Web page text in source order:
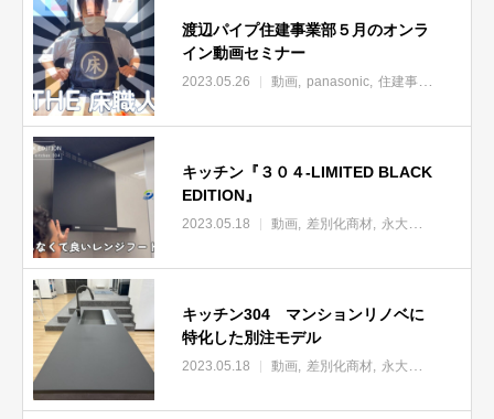
渡辺パイプ住建事業部５月のオンラ
イン動画セミナー
2023.05.26 動画 panasonic 住建事業部オンラインセミナー
キッチン『３０４-LIMITED BLACK
EDITION』
2023.05.18 動画 差別化商材 永大産業
キッチン304 マンションリノベに
特化した別注モデル
2023.05.18 動画 差別化商材 永大産業